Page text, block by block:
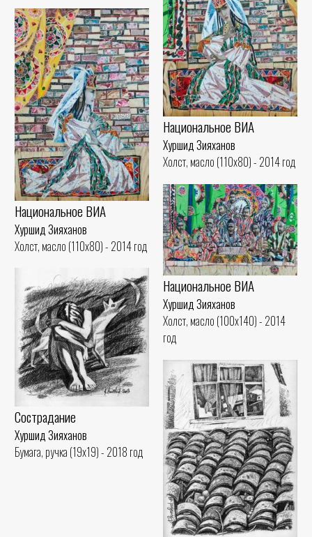
Национальное ВИА
Хуршид Зияханов
Холст, масло (110x80) - 2014 год
Национальное ВИА
Хуршид Зияханов
Холст, масло (110x80) - 2014 год
Национальное ВИА
Хуршид Зияханов
Холст, масло (100x140) - 2014
год
Сострадание
Хуршид Зияханов
Бумага, ручка (19x19) - 2018 год